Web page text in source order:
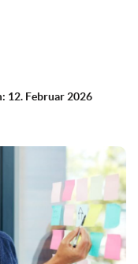
12. Februar 2026